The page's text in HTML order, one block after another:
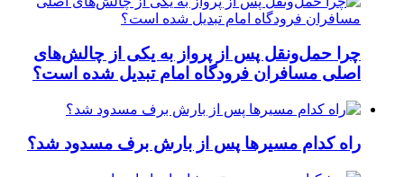
چرا حمل‌ونقل پس از پرواز به یکی از چالش‌های
اصلی مسافران فرودگاه امام تبدیل شده است؟
راه کدام مسیرها پس از بارش برف مسدود شد؟